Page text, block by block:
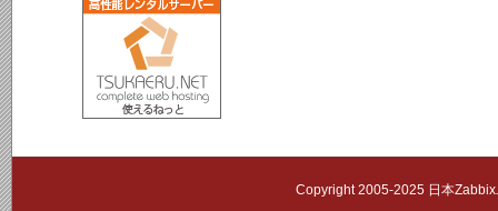
Copyright 2005-2025 日本